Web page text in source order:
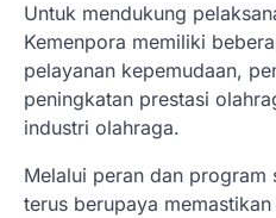
Untuk mendukung
Kemenpora memiliki
pelayanan kepemudaan,
peningkatan prestasi
industri olahraga.
Melalui peran dan program
terus berupaya